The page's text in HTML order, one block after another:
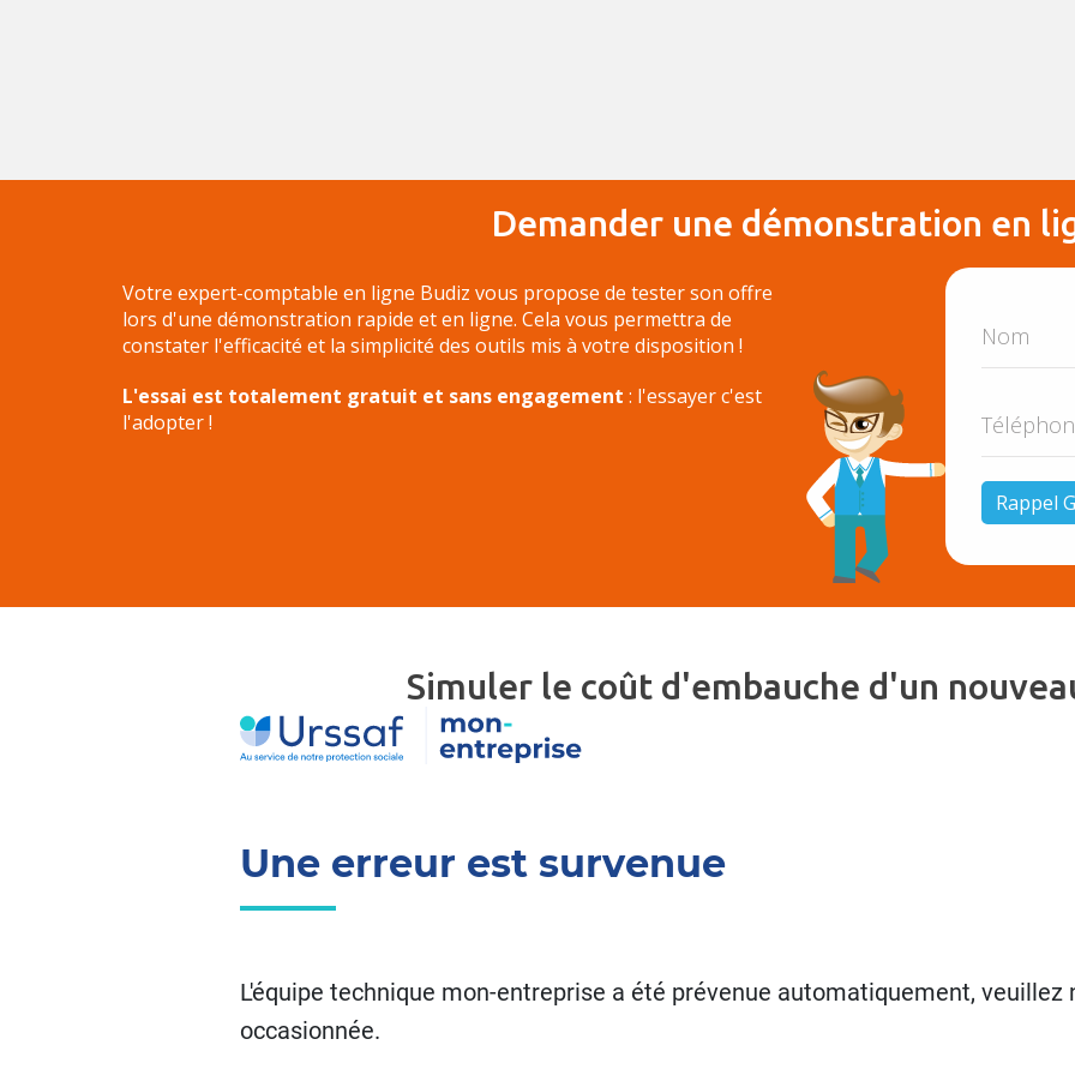
Demander une démonstration en
Votre expert-comptable en ligne Budiz vous propose de tester son offre
lors d'une démonstration rapide et en ligne. Cela vous permettra de
constater l'efficacité et la simplicité des outils mis à votre disposition !
L'essai est totalement gratuit et sans engagement : l'essayer c'est
l'adopter !
Simuler le coût d'embauche d'un